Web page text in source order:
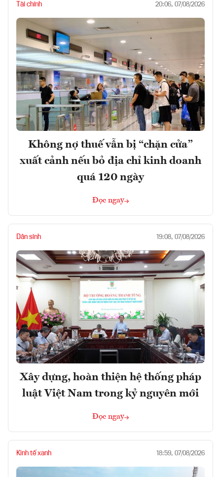
Tài chính 20:06, 07/08/2026
Không nợ thuế vẫn bị “chặn cửa”
xuất cảnh nếu bỏ địa chỉ kinh doanh
quá 120 ngày
Đọc ngay
Dân sinh 19:08, 07/08/2026
Xây dựng, hoàn thiện hệ thống pháp
luật Việt Nam trong kỷ nguyên mới
Đọc ngay
Kinh tế xanh 18:59, 07/08/2026